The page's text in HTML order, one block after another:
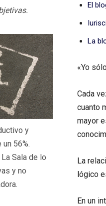
y
56%.
Sala de lo
y no
El
La
«Yo
Cada
cuanto
mayor
La
lógico
En un